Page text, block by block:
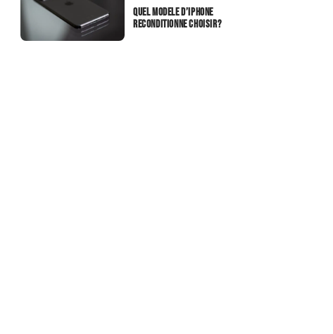
Quel modele d’IPhone
reconditionne choisir?